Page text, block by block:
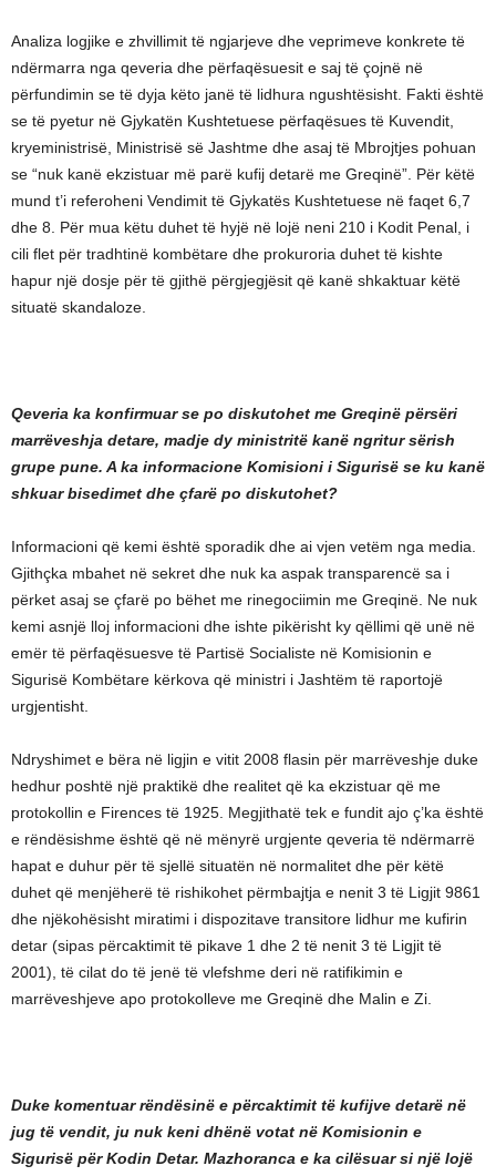
Analiza logjike e zhvillimit të ngjarjeve dhe veprimeve konkrete të
ndërmarra nga qeveria dhe përfaqësuesit e saj të çojnë në
përfundimin se të dyja këto janë të lidhura ngushtësisht. Fakti është
se të pyetur në Gjykatën Kushtetuese përfaqësues të Kuvendit,
kryeministrisë, Ministrisë së Jashtme dhe asaj të Mbrojtjes pohuan
se “nuk kanë ekzistuar më parë kufij detarë me Greqinë”. Për këtë
mund t’i referoheni Vendimit të Gjykatës Kushtetuese në faqet 6,7
dhe 8. Për mua këtu duhet të hyjë në lojë neni 210 i Kodit Penal, i
cili flet për tradhtinë kombëtare dhe prokuroria duhet të kishte
hapur një dosje për të gjithë përgjegjësit që kanë shkaktuar këtë
situatë skandaloze.
Qeveria ka konfirmuar se po diskutohet me Greqinë përsëri
marrëveshja detare, madje dy ministritë kanë ngritur sërish
grupe pune. A ka informacione Komisioni i Sigurisë se ku kanë
shkuar bisedimet dhe çfarë po diskutohet?
Informacioni që kemi është sporadik dhe ai vjen vetëm nga media.
Gjithçka mbahet në sekret dhe nuk ka aspak transparencë sa i
përket asaj se çfarë po bëhet me rinegociimin me Greqinë. Ne nuk
kemi asnjë lloj informacioni dhe ishte pikërisht ky qëllimi që unë në
emër të përfaqësuesve të Partisë Socialiste në Komisionin e
Sigurisë Kombëtare kërkova që ministri i Jashtëm të raportojë
urgjentisht.
Ndryshimet e bëra në ligjin e vitit 2008 flasin për marrëveshje duke
hedhur poshtë një praktikë dhe realitet që ka ekzistuar që me
protokollin e Firences të 1925. Megjithatë tek e fundit ajo ç’ka është
e rëndësishme është që në mënyrë urgjente qeveria të ndërmarrë
hapat e duhur për të sjellë situatën në normalitet dhe për këtë
duhet që menjëherë të rishikohet përmbajtja e nenit 3 të Ligjit 9861
dhe njëkohësisht miratimi i dispozitave transitore lidhur me kufirin
detar (sipas përcaktimit të pikave 1 dhe 2 të nenit 3 të Ligjit të
2001), të cilat do të jenë të vlefshme deri në ratifikimin e
marrëveshjeve apo protokolleve me Greqinë dhe Malin e Zi.
Duke komentuar rëndësinë e përcaktimit të kufijve detarë në
jug të vendit, ju nuk keni dhënë votat në Komisionin e
Sigurisë për Kodin Detar. Mazhoranca e ka cilësuar si një lojë